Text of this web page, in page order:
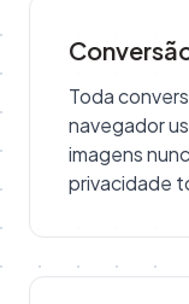
Toda
navegador
imagens
privacidade